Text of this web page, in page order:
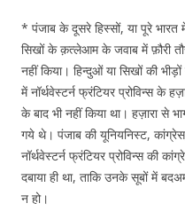
* पंजाब के दूसरे हिस्सों, या पूरे भारत
सिखों के क़त्लेआम के जवाब में फ़ौरी
नहीं किया। हिन्दुओं या सिखों की
में नॉर्थवेस्टर्न फ्रंटियर प्रोविन्स के
के बाद भी नहीं किया था। हज़ारा से
गये थे। पंजाब की यूनियनिस्ट,
नॉर्थवेस्टर्न फ्रंटियर प्रोविन्स की
दबाया ही था, ताकि उनके सूबों में
न हो।